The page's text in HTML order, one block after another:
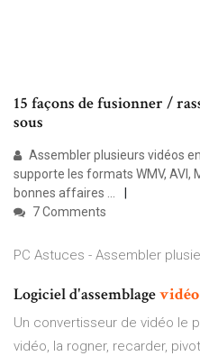
15 façons de fusionner /
sous
Assembler plusieurs vidéos
supporte les formats WMV, AVI,
bonnes affaires ...
7 Comments
PC Astuces - Assembler
Logiciel d'assemblagevidéo
Un convertisseur de vidéo le
vidéo, la rogner, recarder,